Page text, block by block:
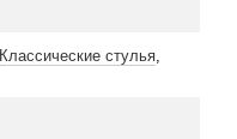
Классические стулья,